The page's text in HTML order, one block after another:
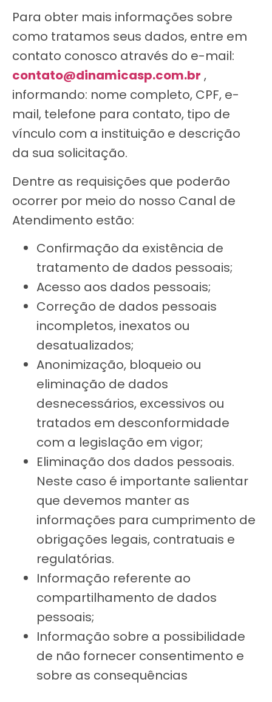
Para obter mais informações sobre
como tratamos seus dados, entre em
contato conosco através do e-mail:
contato@dinamicasp.com.br ,
informando: nome completo, CPF, e-
mail, telefone para contato, tipo de
vínculo com a instituição e descrição
da sua solicitação.
Dentre as requisições que poderão
ocorrer por meio do nosso Canal de
Atendimento estão:
Confirmação da existência de
tratamento de dados pessoais;
Acesso aos dados pessoais;
Correção de dados pessoais
incompletos, inexatos ou
desatualizados;
Anonimização, bloqueio ou
eliminação de dados
desnecessários, excessivos ou
tratados em desconformidade
com a legislação em vigor;
Eliminação dos dados pessoais.
Neste caso é importante salientar
que devemos manter as
informações para cumprimento de
obrigações legais, contratuais e
regulatórias.
Informação referente ao
compartilhamento de dados
pessoais;
Informação sobre a possibilidade
de não fornecer consentimento e
sobre as consequências